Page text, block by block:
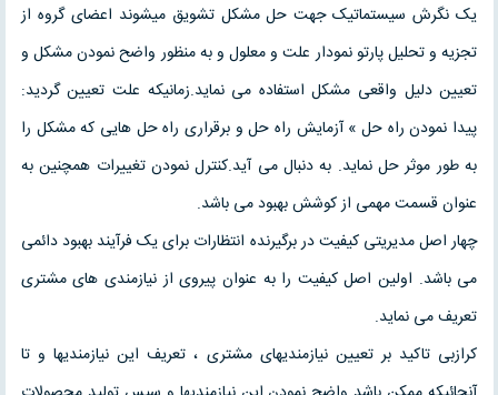
یک نگرش سیستماتیک جهت حل مشکل تشویق میشوند اعضای گروه از
تجزیه و تحلیل پارتو نمودار علت و معلول و به منظور واضح نمودن مشکل و
تعیین دلیل واقعی مشکل استفاده می نماید.زمانیکه علت تعیین گردید:
پیدا نمودن راه حل » آزمایش راه حل و برقراری راه حل هایی که مشکل را
به طور موثر حل نماید. به دنبال می آید.کنترل نمودن تغییرات همچنین به
عنوان قسمت مهمی از کوشش بهبود می باشد.
چهار اصل مدیریتی کیفیت در برگیرنده انتظارات برای یک فرآیند بهبود دائمی
می باشد. اولین اصل کیفیت را به عنوان پیروی از نیازمندی های مشتری
تعریف می نماید.
کرازبی تاکید بر تعیین نیازمندیهای مشتری ، تعریف این نیازمندیها و تا